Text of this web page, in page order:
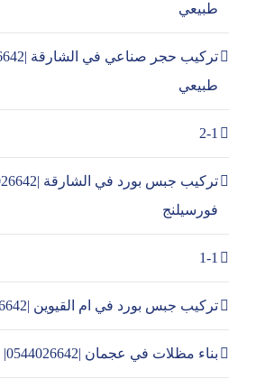
طبيعي
طبيعي
2-1
فورسيلنج
1-1
تركيب جبس بورد في ام القيوين |0544026642
بناء مظلات في عجمان |0544026642| مظلات سيارات